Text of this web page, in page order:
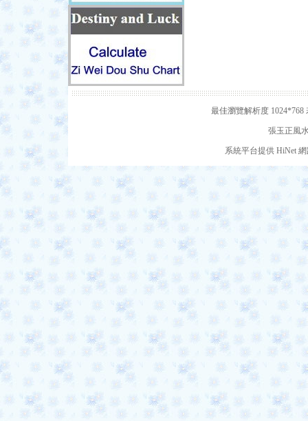
最佳瀏覽解析度
張玉正風
系統平台提供 HiNet